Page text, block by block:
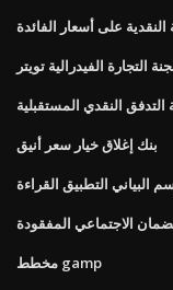
على أسعار الفائدة
التجارة الفيدرالية تويتر
التدفق النقدي المستقبلية
بنك إغلاق خيار سعر أنيق
البياني التطبيق القراءة
الاجتماعي المفقودة
مخطط gamp